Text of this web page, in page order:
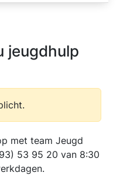
jeugdhulp
met team Jeugd
53 95 20 van 8:30